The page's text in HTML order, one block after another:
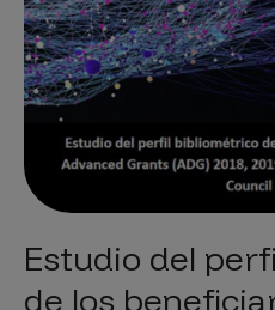
Estudio del
de los